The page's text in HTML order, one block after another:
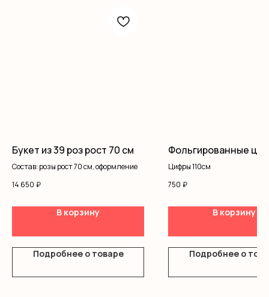
Букет из 39 роз рост 70 см
Состав: розы рост 70 см, оформление
14 650 ₽
В корзину
Подробнее о товаре
Фольгированные
Цифры 110см
750 ₽
В корзину
Подробнее о